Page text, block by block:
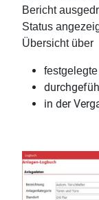
Bericht
Status
Übersicht über
in der